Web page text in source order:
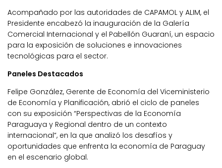
Acompañado por las autoridades de CAPAMOL y ALIM, el
Presidente encabezó la inauguración de la Galería
Comercial Internacional y el Pabellón Guaraní, un espacio
para la exposición de soluciones e innovaciones
tecnológicas para el sector.
Paneles Destacados
Felipe González, Gerente de Economía del Viceministerio
de Economía y Planificación, abrió el ciclo de paneles
con su exposición “Perspectivas de la Economía
Paraguaya y Regional dentro de un contexto
internacional”, en la que analizó los desafíos y
oportunidades que enfrenta la economía de Paraguay
en el escenario global.